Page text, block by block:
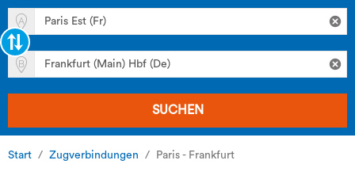
SUCHEN
Start Zugverbindungen Paris - Frankfurt